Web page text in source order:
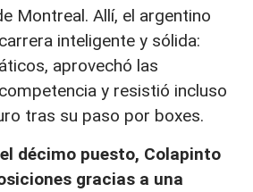
Montreal. Allí, el argentino
inteligente y sólida:
aprovechó las
y resistió incluso
tras su paso por boxes.
décimo puesto, Colapinto
gracias a una